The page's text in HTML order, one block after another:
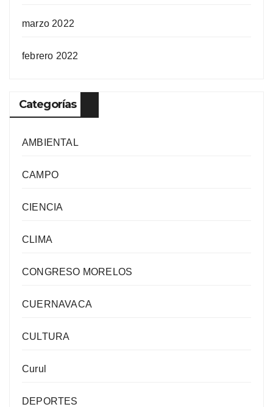
marzo 2022
febrero 2022
Categorías
AMBIENTAL
CAMPO
CIENCIA
CLIMA
CONGRESO MORELOS
CUERNAVACA
CULTURA
Curul
DEPORTES